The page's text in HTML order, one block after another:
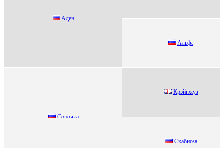
Aден
Aльфa
Cопочка
Крэйгxауз
Cкабиoза